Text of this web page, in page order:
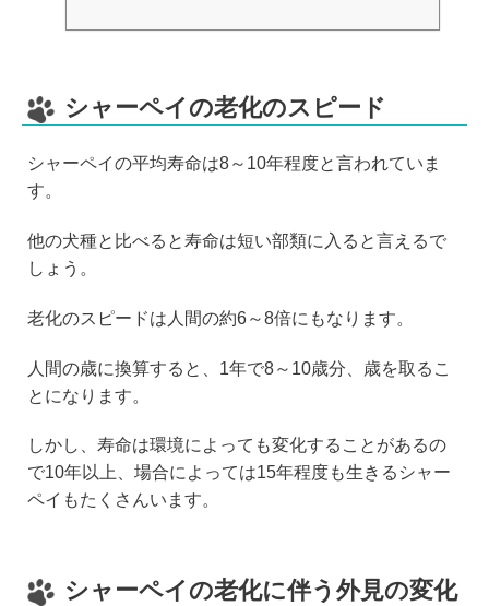
シャーペイの老化のスピード
シャーペイの平均寿命は8～10年程度と言われていま
す。
他の犬種と比べると寿命は短い部類に入ると言えるで
しょう。
老化のスピードは人間の約6～8倍にもなります。
人間の歳に換算すると、1年で8～10歳分、歳を取るこ
とになります。
しかし、寿命は環境によっても変化することがあるの
で10年以上、場合によっては15年程度も生きるシャー
ペイもたくさんいます。
シャーペイの老化に伴う外見の変化